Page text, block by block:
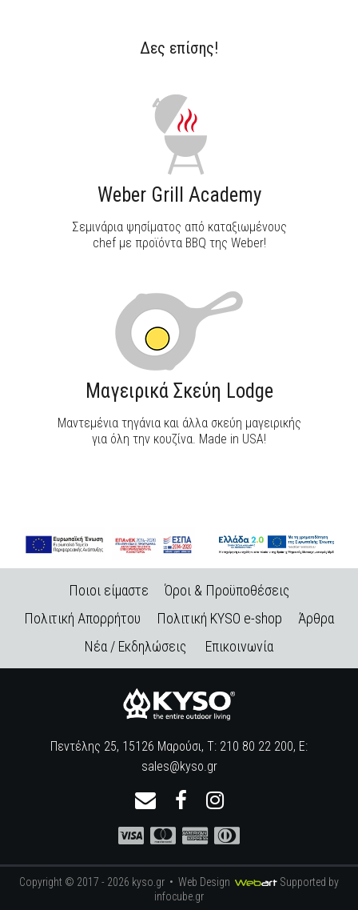
Δες επίσης!
Weber Grill Academy
Σεμινάρια ψησίματος από καταξιωμένους
chef με προϊόντα BBQ της Weber!
Μαγειρικά Σκεύη Lodge
Μαντεμένια τηγάνια και άλλα σκεύη μαγειρικής
για όλη την κουζίνα. Made in USA!
Ποιοι είμαστε
Όροι & Προϋποθέσεις
Πολιτική Απορρήτου
Πολιτική KYSO e-shop
Άρθρα
Νέα / Εκδηλώσεις
Επικοινωνία
Πεντέλης 25, 15126 Μαρούσι, Τ: 210 80 22 200, E:
sales@kyso.gr
Copyright © 2017 - 2026 kyso.gr • Web Design
Supported by
infocube.gr